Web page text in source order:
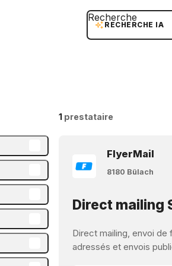
RECHERCHE IA
Recherche
1 prestataire
FlyerMail
8180 Bülach
Direct mailing
Direct mailing, envoi
adressés et envois